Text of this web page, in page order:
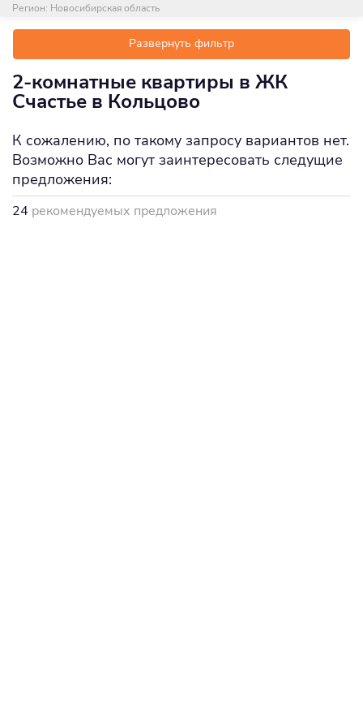
Регион: Новосибирская область
Развернуть фильтр
2-комнатные квартиры в ЖК
Счастье в Кольцово
К сожалению, по такому запросу вариантов нет.
Возможно Вас могут заинтересовать следущие
предложения:
24 рекомендуемых предложения